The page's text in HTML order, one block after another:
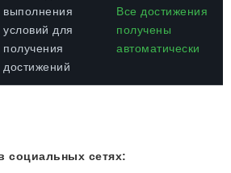
выполнения
условий для
получения
достижений
Все достижения
получены
автоматически
социальных сетях: